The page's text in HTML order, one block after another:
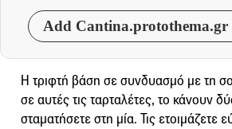
Add Cantina.protothema.gr
Η τριφτή βάση σε συνδυασμό με τη
σε αυτές τις ταρταλέτες, το κάνουν
σταματήσετε στη μία. Τις ετοιμάζετε